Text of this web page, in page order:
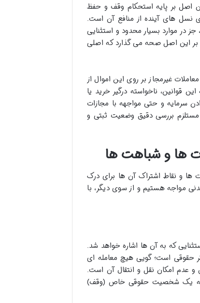
اصل بر پایه استحکام وقف و حفظ
های آینده از منافع آن است.
در موارد بسیار محدود و استثنایی
بر این اصل صحه می گذارد که اصلی
غیرمجاز بر روی این اموال از
قوانین، ناخواسته درگیر خرید یا
سرمایه و حتی مواجهه با مجازات
مستلزم بررسی دقیق وضعیت ثبتی و
ها و شباهت ها
و نقاط اشتراک آن ها برای درک
مواجه هستیم و از سوی دیگر، با
که به آن ها اشاره خواهد شد.
حقوقی است؛ گویی هیچ معامله ای
عدم امکان نقل و انتقال آن است.
و به یک شخصیت حقوقی خاص (وقف)